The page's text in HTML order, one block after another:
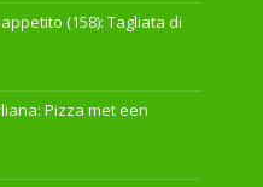
(158): Tagliata di
Pizza met een